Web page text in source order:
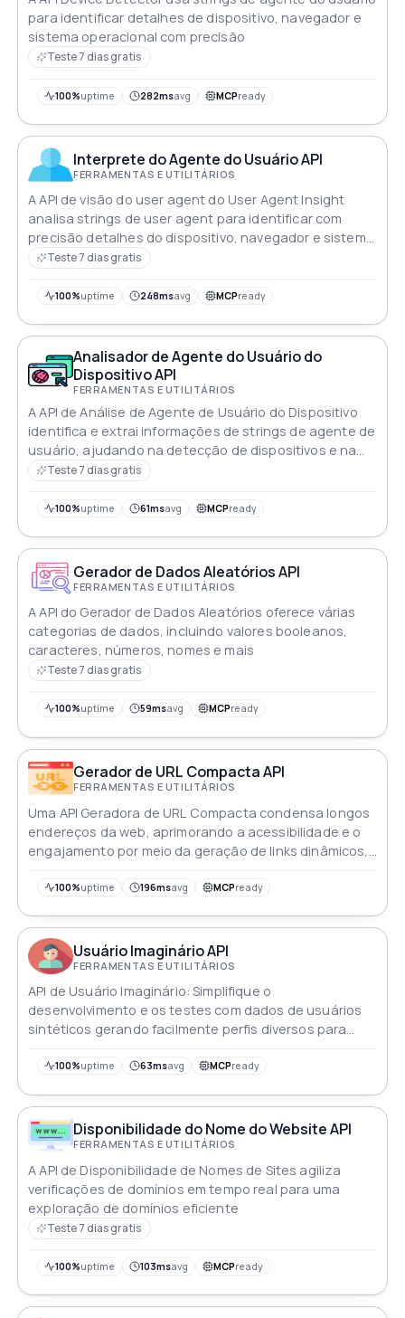
para identificar detalhes de dispositivo, navegador e
sistema operacional com precisão
Teste 7 dias gratis
100%uptime 282msavg MCPready
Interprete do Agente do Usuário API
FERRAMENTAS E UTILITÁRIOS
A API de visão do user agent do User Agent Insight
analisa strings de user agent para identificar com
precisão detalhes do dispositivo, navegador e sistema
operacional
Teste 7 dias gratis
100%uptime 248msavg MCPready
Analisador de Agente do Usuário do
Dispositivo API
FERRAMENTAS E UTILITÁRIOS
A API de Análise de Agente de Usuário do Dispositivo
identifica e extrai informações de strings de agente de
usuário, ajudando na detecção de dispositivos e na
otimização da experiência do usuário
Teste 7 dias gratis
100%uptime 61msavg MCPready
Gerador de Dados Aleatórios API
FERRAMENTAS E UTILITÁRIOS
A API do Gerador de Dados Aleatórios oferece várias
categorias de dados, incluindo valores booleanos,
caracteres, números, nomes e mais
Teste 7 dias gratis
100%uptime 59msavg MCPready
Gerador de URL Compacta API
FERRAMENTAS E UTILITÁRIOS
Uma API Geradora de URL Compacta condensa longos
endereços da web, aprimorando a acessibilidade e o
engajamento por meio da geração de links dinâmicos,
100%uptime 196msavg MCPready
Usuário Imaginário API
FERRAMENTAS E UTILITÁRIOS
API de Usuário Imaginário: Simplifique o
desenvolvimento e os testes com dados de usuários
sintéticos gerando facilmente perfis diversos para
100%uptime 63msavg MCPready
Disponibilidade do Nome do Website API
FERRAMENTAS E UTILITÁRIOS
A API de Disponibilidade de Nomes de Sites agiliza
verificações de domínios em tempo real para uma
exploração de domínios eficiente
Teste 7 dias gratis
100%uptime 103msavg MCPready